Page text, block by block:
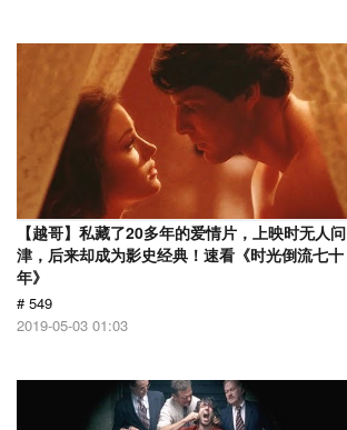
【越哥】私藏了20多年的爱情片，上映时无人问
津，后来却成为影史经典！速看《时光倒流七十
年》
# 549
2019-05-03 01:03